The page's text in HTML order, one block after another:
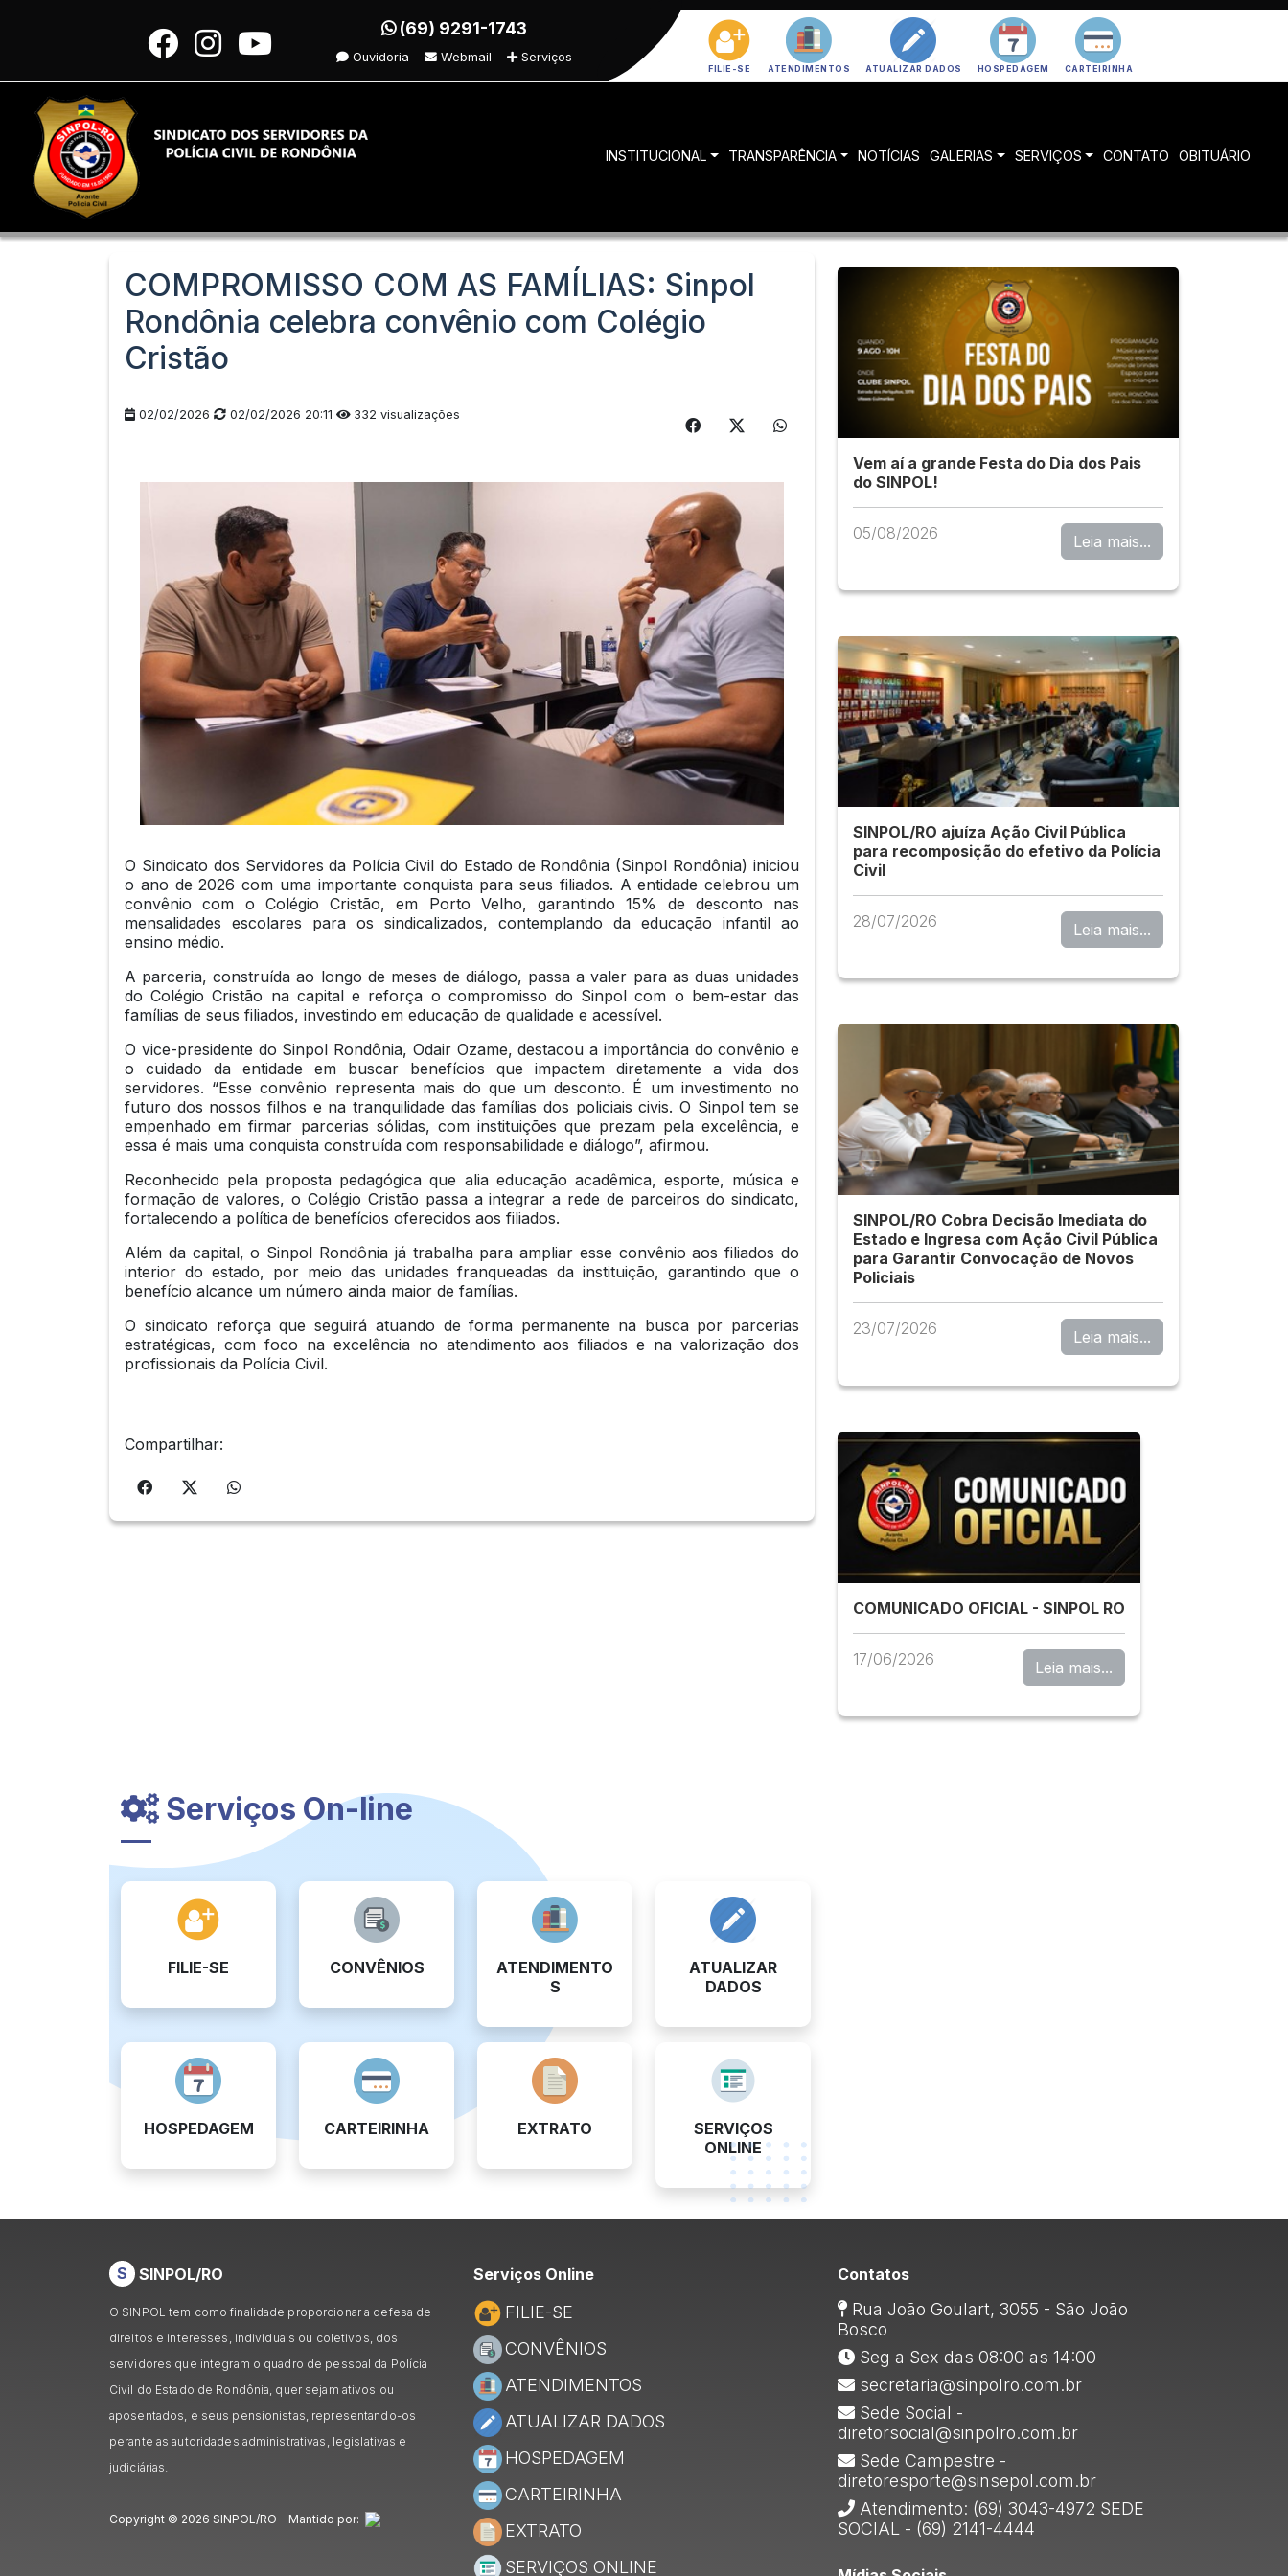
(69) 9291-1743
Ouvidoria Webmail Serviços
FILIE-SE ATENDIMENTOS ATUALIZAR DADOS HOSPEDAGEM CARTEIRINHA
INSTITUCIONAL TRANSPARÊNCIA NOTÍCIAS GALERIAS SERVIÇOS CONTATO OBITUÁRIO
COMPROMISSO COM AS FAMÍLIAS: Sinpol
Rondônia celebra convênio com Colégio
Cristão
02/02/2026 02/02/2026 20:11 332 visualizações
O Sindicato dos Servidores da Polícia Civil do Estado de Rondônia (Sinpol Rondônia) iniciou
o ano de 2026 com uma importante conquista para seus filiados. A entidade celebrou um
convênio com o Colégio Cristão, em Porto Velho, garantindo 15% de desconto nas
mensalidades escolares para os sindicalizados, contemplando da educação infantil ao
ensino médio.
A parceria, construída ao longo de meses de diálogo, passa a valer para as duas unidades
do Colégio Cristão na capital e reforça o compromisso do Sinpol com o bem-estar das
famílias de seus filiados, investindo em educação de qualidade e acessível.
O vice-presidente do Sinpol Rondônia, Odair Ozame, destacou a importância do convênio e
o cuidado da entidade em buscar benefícios que impactem diretamente a vida dos
servidores. “Esse convênio representa mais do que um desconto. É um investimento no
futuro dos nossos filhos e na tranquilidade das famílias dos policiais civis. O Sinpol tem se
empenhado em firmar parcerias sólidas, com instituições que prezam pela excelência, e
essa é mais uma conquista construída com responsabilidade e diálogo”, afirmou.
Reconhecido pela proposta pedagógica que alia educação acadêmica, esporte, música e
formação de valores, o Colégio Cristão passa a integrar a rede de parceiros do sindicato,
fortalecendo a política de benefícios oferecidos aos filiados.
Além da capital, o Sinpol Rondônia já trabalha para ampliar esse convênio aos filiados do
interior do estado, por meio das unidades franqueadas da instituição, garantindo que o
benefício alcance um número ainda maior de famílias.
O sindicato reforça que seguirá atuando de forma permanente na busca por parcerias
estratégicas, com foco na excelência no atendimento aos filiados e na valorização dos
profissionais da Polícia Civil.
Compartilhar:
Vem aí a grande Festa do Dia dos Pais
do SINPOL!
05/08/2026 Leia mais...
SINPOL/RO ajuíza Ação Civil Pública
para recomposição do efetivo da Polícia
Civil
28/07/2026 Leia mais...
SINPOL/RO Cobra Decisão Imediata do
Estado e Ingresa com Ação Civil Pública
para Garantir Convocação de Novos
Policiais
23/07/2026 Leia mais...
COMUNICADO OFICIAL - SINPOL RO
17/06/2026 Leia mais...
Serviços On-line
FILIE-SE CONVÊNIOS
ATENDIMENTO
S
ATUALIZAR
DADOS
HOSPEDAGEM CARTEIRINHA EXTRATO
SERVIÇOS
ONLINE
S SINPOL/RO
O SINPOL tem como finalidade proporcionar a defesa de
direitos e interesses, individuais ou coletivos, dos
servidores que integram o quadro de pessoal da Polícia
Civil do Estado de Rondônia, quer sejam ativos ou
aposentados, e seus pensionistas, representando-os
perante as autoridades administrativas, legislativas e
judiciárias.
Copyright © 2026 SINPOL/RO - Mantido por:
Serviços Online
FILIE-SE
CONVÊNIOS
ATENDIMENTOS
ATUALIZAR DADOS
HOSPEDAGEM
CARTEIRINHA
EXTRATO
SERVIÇOS ONLINE
Contatos
Rua João Goulart, 3055 - São João
Bosco
Seg a Sex das 08:00 as 14:00
secretaria@sinpolro.com.br
Sede Social -
diretorsocial@sinpolro.com.br
Sede Campestre -
diretoresporte@sinsepol.com.br
Atendimento: (69) 3043-4972 SEDE
SOCIAL - (69) 2141-4444